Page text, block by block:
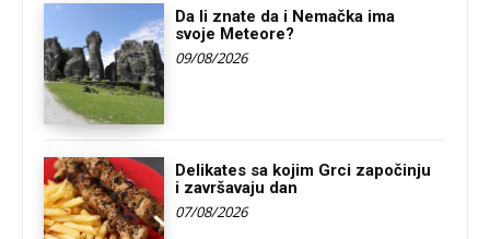
Da li znate da i Nemačka ima
svoje Meteore?
09/08/2026
Delikates sa kojim Grci započinju
i završavaju dan
07/08/2026